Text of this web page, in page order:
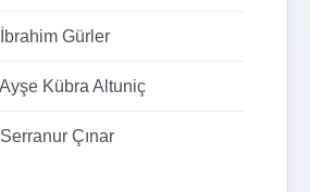
Gürler
Kübra Altuniç
Çınar